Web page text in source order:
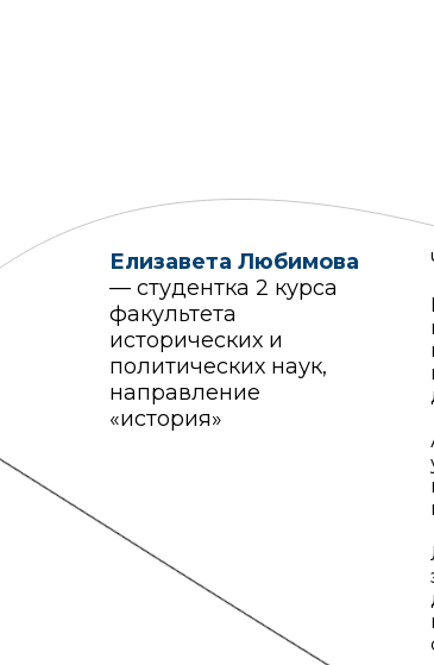
Елизавета Любимова
— студентка 2 курса
факультета
исторических и
политических наук,
направление
«история»